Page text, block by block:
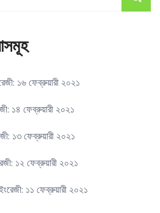
১৬ ফেব্রুয়ারী ২০২১
১৪ ফেব্রুয়ারী ২০২১
১৩ ফেব্রুয়ারী ২০২১
১২ ফেব্রুয়ারী ২০২১
১১ ফেব্রুয়ারী ২০২১